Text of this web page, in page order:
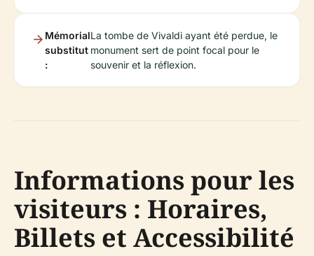
Mémorial
substitut
:
La tombe de Vivaldi ayant été perdue, le
monument sert de point focal pour le
souvenir et la réflexion.
Informations pour les
visiteurs : Horaires,
Billets et Accessibilité